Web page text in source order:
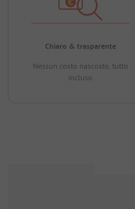
Chiaro & trasparente
Nessun costo nascosto, tutto
incluso